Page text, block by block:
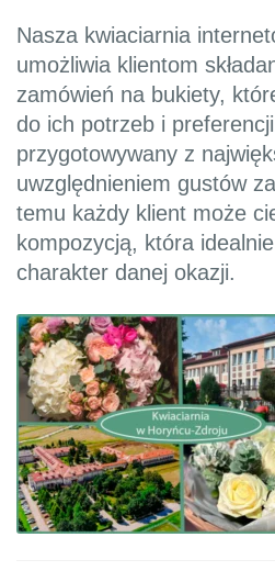
Nasza kwiaciarnia
umożliwia klientom
zamówień na bukiety,
do ich potrzeb i
przygotowywany z
uwzględnieniem gustów
temu każdy klient może
kompozycją, która
charakter danej okazji.